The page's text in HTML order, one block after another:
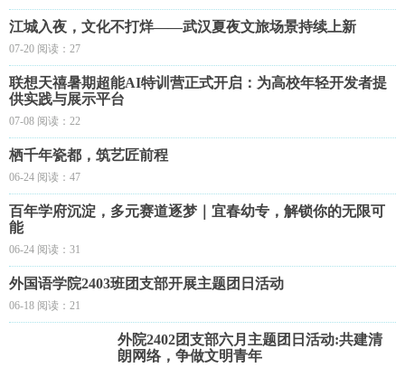
江城入夜，文化不打烊——武汉夏夜文旅场景持续上新
07-20 阅读：27
联想天禧暑期超能AI特训营正式开启：为高校年轻开发者提
供实践与展示平台
07-08 阅读：22
栖千年瓷都，筑艺匠前程
06-24 阅读：47
百年学府沉淀，多元赛道逐梦｜宜春幼专，解锁你的无限可
能
06-24 阅读：31
外国语学院2403班团支部开展主题团日活动
06-18 阅读：21
外院2402团支部六月主题团日活动:共建清
朗网络，争做文明青年